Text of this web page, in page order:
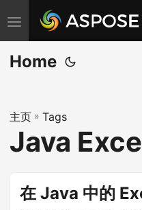
切
换
导
Home
主页 » Tags
Java
在 Java 中的